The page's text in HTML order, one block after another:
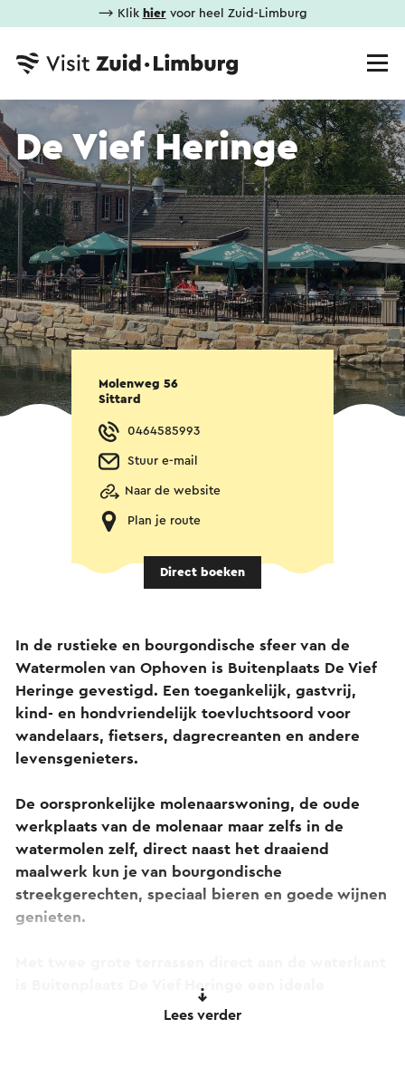
⟶ Klik hiervoor heel Zuid-Limburg
De Vief Heringe
Molenweg 56
Sittard
0464585993
Stuur e-mail
Naar de website
Plan je route
Direct boeken
In de rustieke en bourgondische sfeer van de
Watermolen van Ophoven is Buitenplaats De Vief
Heringe gevestigd. Een toegankelijk, gastvrij,
kind- en hondvriendelijk toevluchtsoord voor
wandelaars, fietsers, dagrecreanten en andere
levensgenieters.
De oorspronkelijke molenaarswoning, de oude
werkplaats van de molenaar maar zelfs in de
watermolen zelf, direct naast het draaiend
maalwerk kun je van bourgondische
streekgerechten, speciaal bieren en goede wijnen
genieten.
is Buitenplaats De Vief Heringe een ideale
pleisterplaats, waar je in alle rust van Limburgse
Lees verder